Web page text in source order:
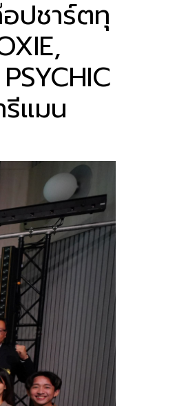
ปชาร์ตทุ
แมน